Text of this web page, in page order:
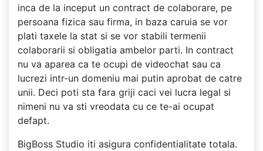
inca de la inceput un contract de colaborare, pe
persoana fizica sau firma, in baza caruia se vor
plati taxele la stat si se vor stabili termenii
colaborarii si obligatia ambelor parti. In contract
nu va aparea ca te ocupi de videochat sau ca
lucrezi intr-un domeniu mai putin aprobat de catre
unii. Deci poti sta fara griji caci vei lucra legal si
nimeni nu va sti vreodata cu ce te-ai ocupat
defapt.
BigBoss Studio iti asigura confidentialitate totala.